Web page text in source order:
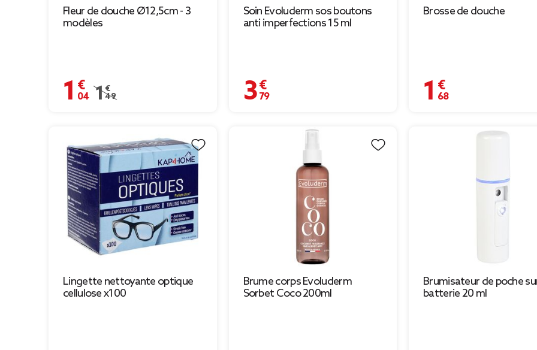
Fleur de douche Ø12,5cm - 3
modèles
1,04 €
Prix remisé de 1,49 € à 1,04 €
1,49 €
Soin Evoluderm sos boutons
anti imperfections 15 ml
3,79 €
Brosse de douche
1,68 €
Lingette nettoyante optique
cellulose x100
Brume corps Evoluderm
Sorbet Coco 200ml
Brumisateur de poche
batterie 20 ml